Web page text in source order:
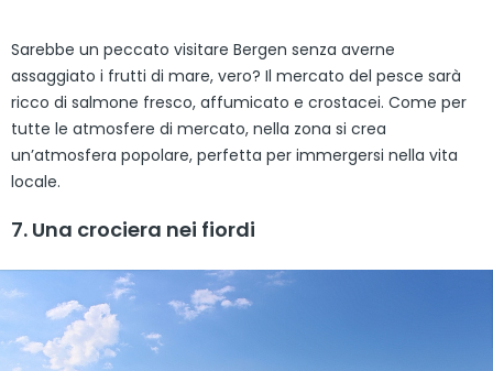
Sarebbe un peccato visitare Bergen senza averne
assaggiato i frutti di mare, vero? Il mercato del pesce sarà
ricco di salmone fresco, affumicato e crostacei. Come per
tutte le atmosfere di mercato, nella zona si crea
un’atmosfera popolare, perfetta per immergersi nella vita
locale.
7. Una crociera nei fiordi